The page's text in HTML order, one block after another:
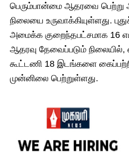
பெரும்பான்மை ஆதரவை பெற்று
நிலையை உருவாக்கியுள்ளது.
அமைக்க குறைந்தபட்சமாக 16
ஆதரவு தேவைப்படும்
கூட்டணி 18 இடங்களை
முன்னிலை பெற்றுள்ளது.